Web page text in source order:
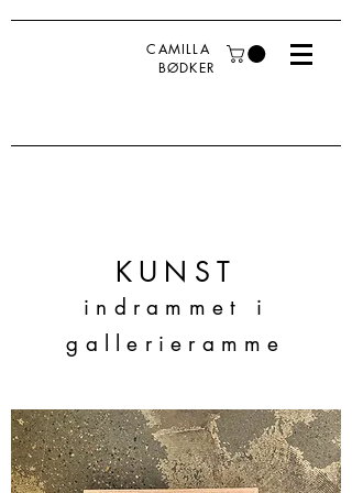
CAMILLA
BØDKER
KUNST
indrammet i
gallerieramme